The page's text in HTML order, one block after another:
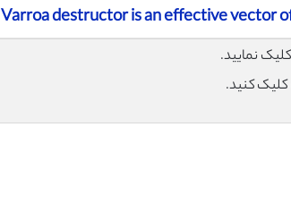
Varroa destructor is an effective vector
کلیک کنید.